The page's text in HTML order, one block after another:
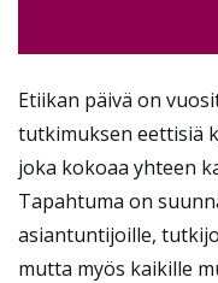
Etiikan päivä on
tutkimuksen eettisiä
joka kokoaa yhteen
Tapahtuma on
asiantuntijoille,
mutta myös kaikille